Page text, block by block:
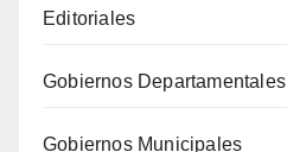
Editoriales
Gobiernos Departamentales
Gobiernos Municipales